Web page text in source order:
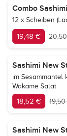
Combo
12 x Scheiben
19,48 €
Sashimi New
im Sesammantel
Wakame Salat
18,52 €
Sashimi New